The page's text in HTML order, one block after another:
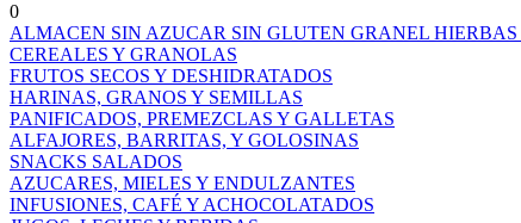
0
ALMACEN SIN AZUCAR SIN GLUTEN GRANEL HIERBAS
CEREALES Y GRANOLAS
FRUTOS SECOS Y DESHIDRATADOS
HARINAS, GRANOS Y SEMILLAS
PANIFICADOS, PREMEZCLAS Y GALLETAS
ALFAJORES, BARRITAS, Y GOLOSINAS
SNACKS SALADOS
AZUCARES, MIELES Y ENDULZANTES
INFUSIONES, CAFÉ Y ACHOCOLATADOS